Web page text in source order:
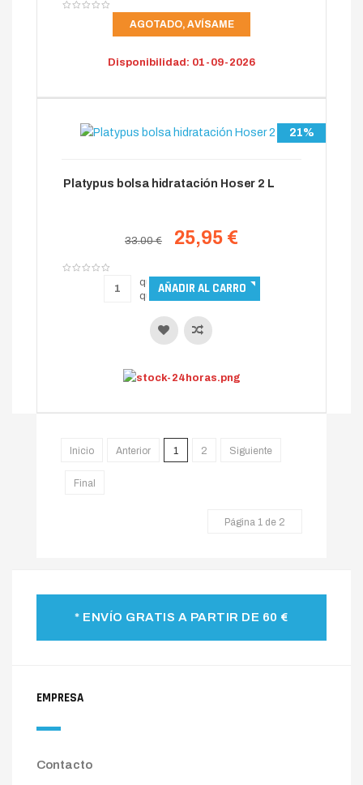
AGOTADO, AVÍSAME
Disponibilidad: 01-09-2026
21%
Platypus bolsa hidratación Hoser 2 L
33.00 € 25,95 €
Inicio Anterior 1 2 Siguiente
Final
Página 1 de 2
* ENVÍO GRATIS A PARTIR DE 60 €
EMPRESA
Contacto